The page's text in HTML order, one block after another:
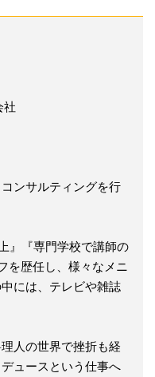
社
ンサルティングを行
』『専門学校で講師の
を歴任し、様々なメニ
には、テレビや雑誌
人の世界で挫折も経
ュースという仕事へ